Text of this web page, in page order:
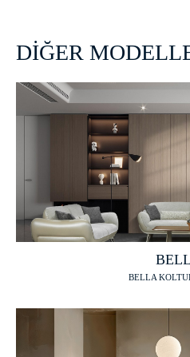
DİĞER
BELLA